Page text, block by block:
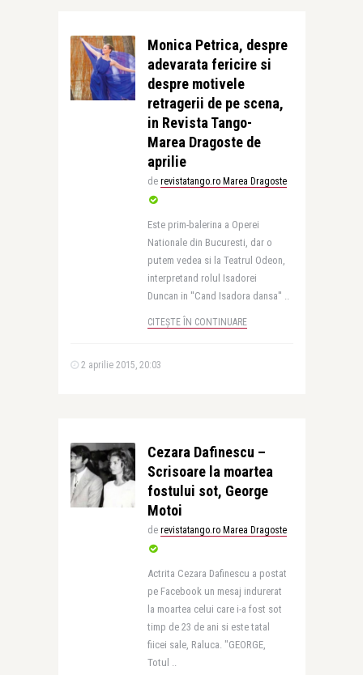
Monica Petrica, despre
adevarata fericire si
despre motivele
retragerii de pe scena,
in Revista Tango-
Marea Dragoste de
aprilie
de revistatango.ro Marea Dragoste
Este prim-balerina a Operei
Nationale din Bucuresti, dar o
putem vedea si la Teatrul Odeon,
interpretand rolul Isadorei
Duncan in ''Cand Isadora dansa'' ..
CITEȘTE ÎN CONTINUARE
2 aprilie 2015, 20:03
Cezara Dafinescu –
Scrisoare la moartea
fostului sot, George
Motoi
de revistatango.ro Marea Dragoste
Actrita Cezara Dafinescu a postat
pe Facebook un mesaj indurerat
la moartea celui care i-a fost sot
timp de 23 de ani si este tatal
fiicei sale, Raluca. "GEORGE,
Totul ..